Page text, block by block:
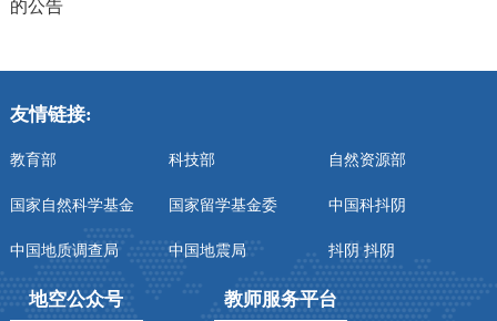
的公告
友情链接:
教育部 科技部 自然资源部
国家自然科学基金 国家留学基金委 中国科抖阴
中国地质调查局 中国地震局 抖阴 抖阴
地空公众号 教师服务平台